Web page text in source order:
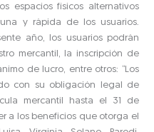
espacios físicos alternativos
y rápida de los usuarios.
año, los usuarios podrán
mercantil, la inscripción de
de lucro, entre otros: “Los
con su obligación legal de
mercantil hasta el 31 de
a los beneficios que otorga el